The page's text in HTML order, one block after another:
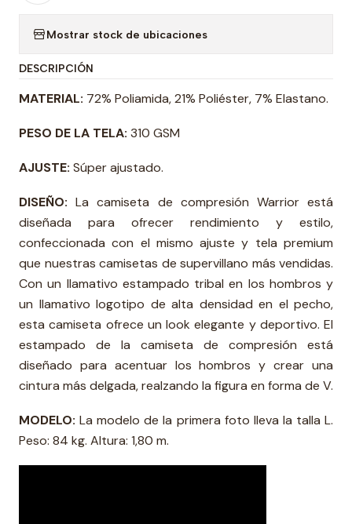
Mostrar stock de ubicaciones
DESCRIPCIÓN
MATERIAL: 72% Poliamida, 21% Poliéster, 7% Elastano.
PESO DE LA TELA: 310 GSM
AJUSTE: Súper ajustado.
DISEÑO: La camiseta de compresión Warrior está
diseñada para ofrecer rendimiento y estilo,
confeccionada con el mismo ajuste y tela premium
que nuestras camisetas de supervillano más vendidas.
Con un llamativo estampado tribal en los hombros y
un llamativo logotipo de alta densidad en el pecho,
esta camiseta ofrece un look elegante y deportivo. El
estampado de la camiseta de compresión está
diseñado para acentuar los hombros y crear una
cintura más delgada, realzando la figura en forma de V.
MODELO: La modelo de la primera foto lleva la talla L.
Peso: 84 kg. Altura: 1,80 m.